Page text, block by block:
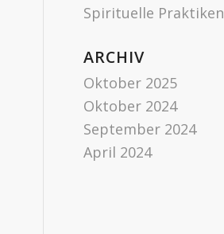
Spirituelle Praktiken
ARCHIV
Oktober 2025
Oktober 2024
September 2024
April 2024